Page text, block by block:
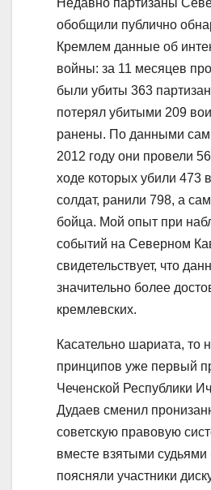
Недавно партизаны
обобщили публично
Кремлем данные об
войны: за 11 месяцев
были убиты 363
потерял убитыми 209
ранены. По данными
2012 году они провели
ходе которых убили 473
солдат, ранили 798, а
бойца. Мой опыт при
событий на Северном
свидетельствует, что
значительно более
кремлевских.
Касательно шариата, то
принципов уже первый
Чеченской Республики
Дудаев сменил
советскую правовую
вместе взятыми судьями
поясняли участники